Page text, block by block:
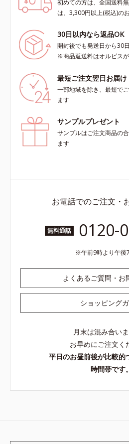
初めての方は、全国送料
は、3,300円以上(税込)の
30日以内なら返品OK
開封後でも発送日から30
※商品返送料はオルビス
最短ご注文翌日お届け
一部地域を除き、最短で
ます
サンプルプレゼント
サンプルはご注文商品の
ます
お電話でのご注文・
無料通話 0120-
午前9時より午後
よくあるご質問・お
ショッピング
月末は混み合い
お早めにご注文く
平日のお昼前後が比較的
時間帯です。